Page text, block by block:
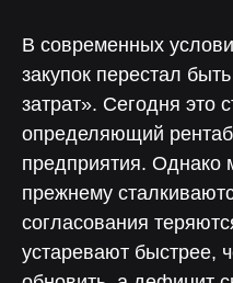
В современных
закупок перестал
затрат». Сегодня это
определяющий
предприятия. Однако
прежнему
согласования
устаревают быстрее,